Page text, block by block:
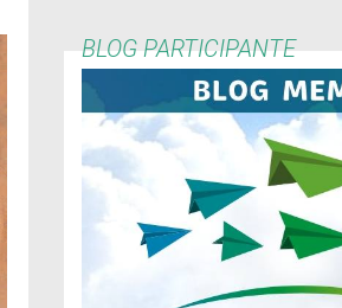
BLOG PARTICIPANTE